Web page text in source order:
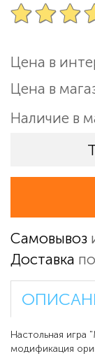
Цена в
Цена в
Наличие в
Самовывоз
Доставка
Настольная
модификация